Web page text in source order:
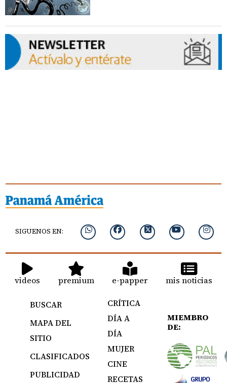
SIGUENOS EN:
videos premium e-papper mis noticias
BUSCAR
MAPA DEL
SITIO
CLASIFICADOS
PUBLICIDAD
CRÍTICA
DÍA A
DÍA
MUJER
CINE
RECETAS
MIEMBRO
DE: